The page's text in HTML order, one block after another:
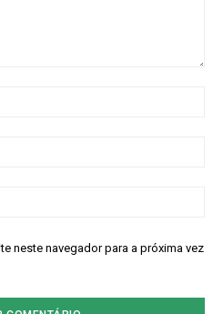
neste navegador para a próxima vez